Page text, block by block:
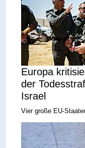
Europa
der
Israel
Vier große EU-